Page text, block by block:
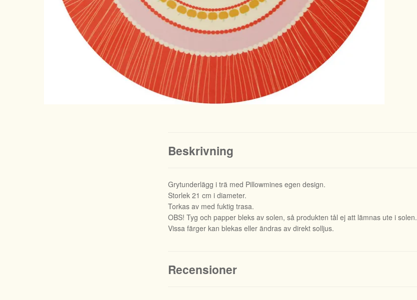
Beskrivning
Grytunderlägg i trä med Pillowmines egen design.
Storlek 21 cm i diameter.
Torkas av med fuktig trasa.
OBS! Tyg och papper bleks av solen, så produkten tål ej att lämnas ute i solen.
Vissa färger kan blekas eller ändras av direkt solljus.
Recensioner